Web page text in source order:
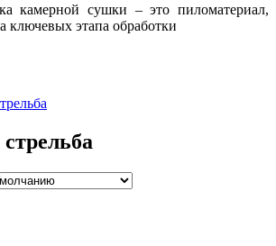
камерной сушки – это пиломатериал,
ключевых этапа обработки